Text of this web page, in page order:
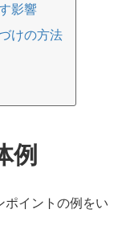
影響
けの方法
例
ポイントの例をい